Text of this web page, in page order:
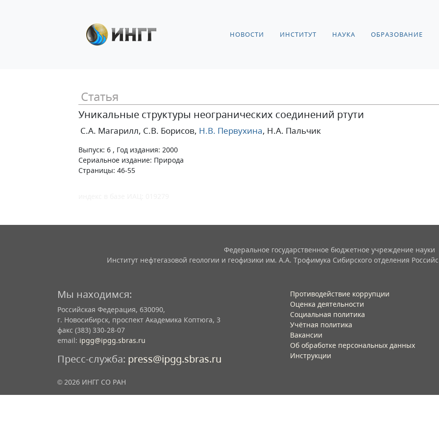
НОВОСТИ ИНСТИТУТ НАУКА ОБРАЗОВАНИЕ
Статья
Уникальные структуры неогранических соединений ртути
С.А. Магарилл, С.В. Борисов, Н.В. Первухина, Н.А. Пальчик
Выпуск: 6 , Год издания: 2000
Сериальное издание: Природа
Страницы: 46-55
Федеральное государственное бюджетное учреждение науки
Институт нефтегазовой геологии и геофизики им. А.А. Трофимука Сибирского отделения
Мы находимся:
Российская Федерация, 630090,
г. Новосибирск, проспект Академика Коптюга, 3
факс (383) 330-28-07
email: ipgg@ipgg.sbras.ru
Пресс-служба: press@ipgg.sbras.ru
Противодействие коррупции
Оценка деятельности
Социальная политика
Учётная политика​
Вакансии​
Об обработке персональных данных​
Инструкции​
© 2026 ИНГГ СО РАН